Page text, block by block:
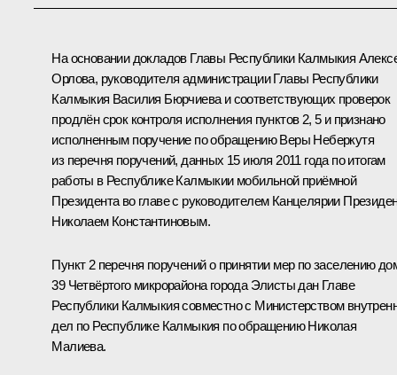
На основании докладов Главы Республики Калмыкия
Орлова, руководителя администрации Главы Республики
Калмыкия Василия Бюрчиева и соответствующих проверок
продлён срок контроля исполнения пунктов 2, 5 и признано
исполненным поручение по обращению Веры Неберкутя
из перечня поручений, данных 15 июля 2011 года по итогам
работы в Республике Калмыкии мобильной приёмной
Президента во главе с руководителем Канцелярии
Николаем Константиновым.
Пункт 2 перечня поручений о принятии мер по заселению
39 Четвёртого микрорайона города Элисты дан Главе
Республики Калмыкия совместно с Министерством
дел по Республике Калмыкия по обращению Николая
Малиева.